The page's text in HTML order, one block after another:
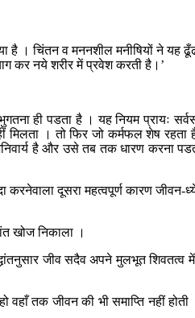
। चिंतन व मननशील मनीषियों ने यह
कर नये शरीर में प्रवेश करती है।’
ही पडता है । यह नियम प्रायः
। तो फिर जो कर्मफल शेष रहता
है और उसे तब तक धारण करना
करनेवाला दूसरा महत्वपूर्ण कारण
खोज निकाला ।
जीव सदैव अपने मुलभूत शिवतत्व में
तक जीवन की भी समाप्ति नहीं